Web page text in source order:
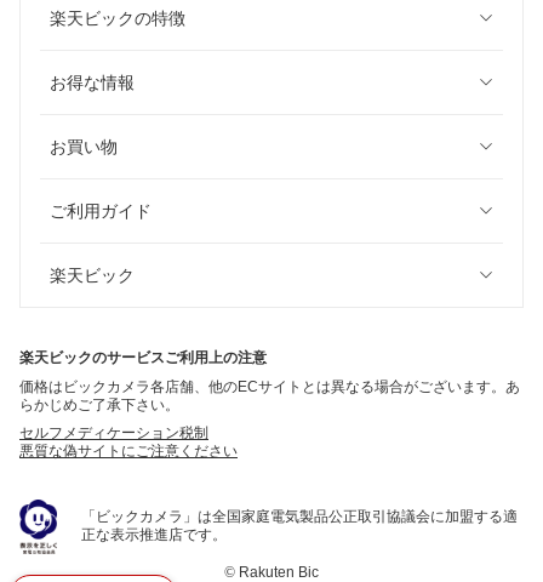
楽天ビックの特徴
お得な情報
お買い物
ご利用ガイド
楽天ビック
楽天ビックのサービスご利用上の注意
価格はビックカメラ各店舗、他のECサイトとは異なる場合がございます。あ
らかじめご了承下さい。
セルフメディケーション税制
悪質な偽サイトにご注意ください
「ビックカメラ」は全国家庭電気製品公正取引協議会に加盟する適
正な表示推進店です。
© Rakuten Bic